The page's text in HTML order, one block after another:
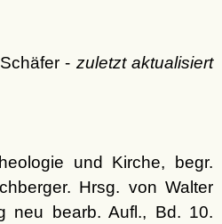
- zuletzt aktualisiert
und Kirche, begr.
Hrsg. von Walter
neu bearb. Aufl., Bd. 10.